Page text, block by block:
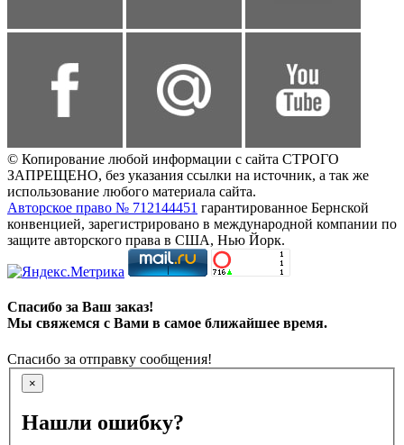
© Копирование любой информации с сайта СТРОГО
ЗАПРЕЩЕНО, без указания ссылки на источник, а так же
использование любого материала сайта.
Авторское право № 712144451 гарантированное Бернской
конвенцией, зарегистрировано в международной компании по
защите авторского права в США, Нью Йорк.
Спасибо за Ваш заказ!
Мы свяжемся с Вами в самое ближайшее время.
Спасибо за отправку сообщения!
×
Нашли ошибку?